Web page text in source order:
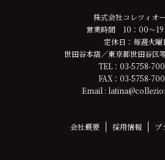
株式会社コレツィオ
営業時間 10：00～
定休日：毎週火曜
世田谷本店／東京都世田谷区
TEL：03-5758-
FAX：03-5758-
Email :
会社概要 採用情報 プ